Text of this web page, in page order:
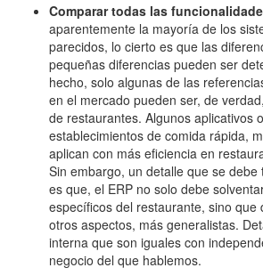
Comparar todas las
aparentemente la mayoría de los
parecidos, lo cierto es que las
pequeñas diferencias pueden ser
hecho, solo algunas de las
en el mercado pueden ser, de
de restaurantes. Algunos aplicativos
establecimientos de comida rápida,
aplican con más eficiencia en
Sin embargo, un detalle que se
es que, el ERP no solo debe
específicos del restaurante, sino que
otros aspectos, más generalistas.
interna que son iguales con
negocio del que hablemos.